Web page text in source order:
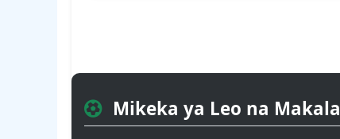
Mikeka ya Leo na Makala